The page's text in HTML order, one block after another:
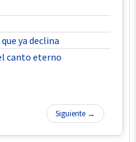
ya declina
canto eterno
Siguiente →